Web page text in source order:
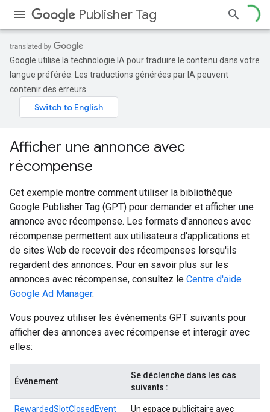
Publisher Tag
Google utilise la technologie IA pour traduire le contenu dans votre
langue préférée. Les traductions générées par IA peuvent
contenir des erreurs.
Afficher une annonce avec
récompense
Cet exemple montre comment utiliser la bibliothèque
Google Publisher Tag (GPT) pour demander et afficher une
annonce avec récompense. Les formats d'annonces avec
récompense permettent aux utilisateurs d'applications et
de sites Web de recevoir des récompenses lorsqu'ils
regardent des annonces. Pour en savoir plus sur les
annonces avec récompense, consultez le Centre d'aide
Google Ad Manager.
Vous pouvez utiliser les événements GPT suivants pour
afficher des annonces avec récompense et interagir avec
elles:
Événement
Se déclenche dans les cas
suivants :
RewardedSlotClosedEvent
Un espace publicitaire avec